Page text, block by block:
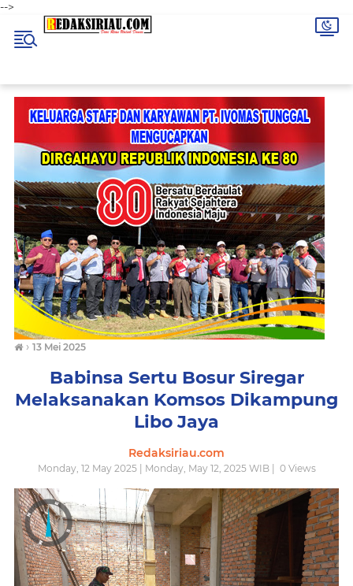
-->
› 13 Mei 2025
Babinsa Sertu Bosur Siregar
Melaksanakan Komsos Dikampung
Libo Jaya
Redaksiriau.com
Monday, 12 May 2025 | Monday, May 12, 2025 WIB | 0Views